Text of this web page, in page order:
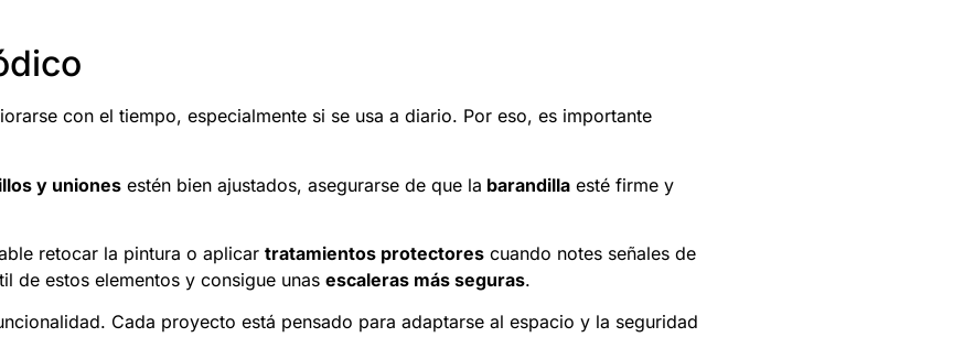
con el tiempo, especialmente si se usa a diario. Por eso, es importante
y uniones estén bien ajustados, asegurarse de que la barandilla esté firme y
retocar la pintura o aplicar tratamientos protectores cuando notes señales de
de estos elementos y consigue unas escaleras más seguras.
Cada proyecto está pensado para adaptarse al espacio y la seguridad